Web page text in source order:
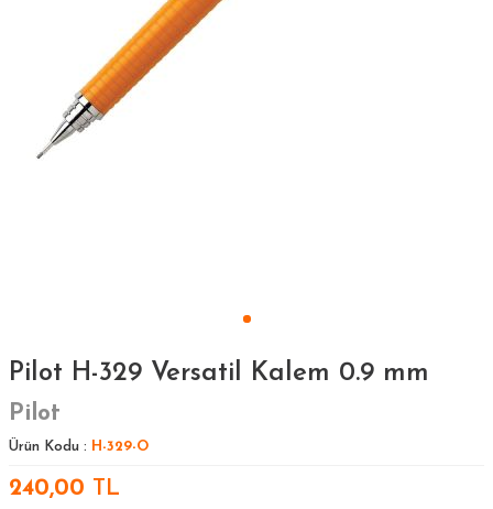
Pilot H-329 Versatil Kalem 0.9 mm
Pilot
Ürün Kodu : H-329-O
240,00 TL